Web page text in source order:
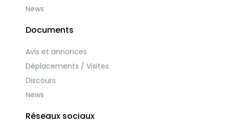
News
Documents
Avis et annonces
Déplacements / Visites
Discours
News
Réseaux sociaux